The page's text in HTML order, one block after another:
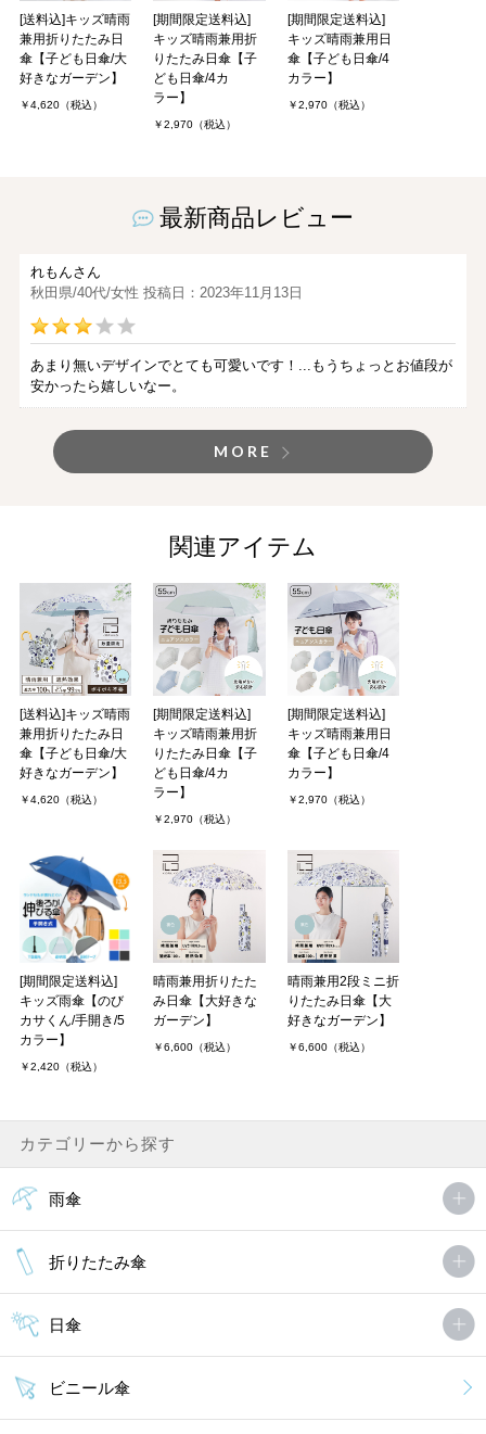
[送料込]キッズ晴雨
兼用折りたたみ日
傘【子ども日傘/大
好きなガーデン】
￥4,620（税込）
[期間限定送料込]
キッズ晴雨兼用折
りたたみ日傘【子
ども日傘/4カ
ラー】
￥2,970（税込）
[期間限定送料込]
キッズ晴雨兼用日
傘【子ども日傘/4
カラー】
￥2,970（税込）
最新商品レビュー
れもんさん
秋田県/40代/女性 投稿日：2023年11月13日
あまり無いデザインでとても可愛いです！...もうちょっとお値段が
安かったら嬉しいなー。
MORE
関連アイテム
[送料込]キッズ晴雨
兼用折りたたみ日
傘【子ども日傘/大
好きなガーデン】
￥4,620（税込）
[期間限定送料込]
キッズ晴雨兼用折
りたたみ日傘【子
ども日傘/4カ
ラー】
￥2,970（税込）
[期間限定送料込]
キッズ晴雨兼用日
傘【子ども日傘/4
カラー】
￥2,970（税込）
[期間限定送料込]
キッズ雨傘【のび
カサくん/手開き/5
カラー】
￥2,420（税込）
晴雨兼用折りたた
み日傘【大好きな
ガーデン】
￥6,600（税込）
晴雨兼用2段ミニ折
りたたみ日傘【大
好きなガーデン】
￥6,600（税込）
カテゴリーから探す
雨傘
折りたたみ傘
日傘
ビニール傘